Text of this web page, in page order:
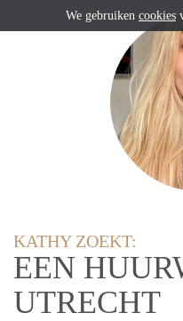
KATHY ZOEKT:
EEN
UTRECHT
We gebruiken cookies